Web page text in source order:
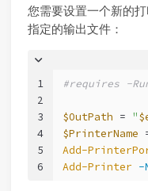
您需要设置一个新的
指定的输出文件：
1
2
3
4
5
6
#requires -
$OutPath = "
$PrinterName
Add-
Add-Printer -